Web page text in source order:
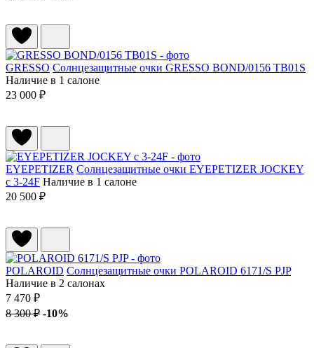
GRESSO Солнцезащитные очки GRESSO BOND/0156 TB01S
Наличие в 1 салоне
23 000 ₽
EYEPETIZER Солнцезащитные очки EYEPETIZER JOCKEY
c 3-24F Наличие в 1 салоне
20 500 ₽
POLAROID Солнцезащитные очки POLAROID 6171/S PJP
Наличие в 2 салонах
7 470 ₽
8 300 ₽ -10%